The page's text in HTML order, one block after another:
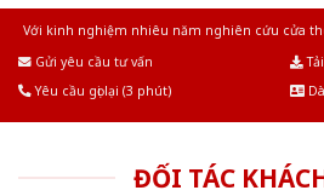
Với kinh nghiệm nhiêu năm nghiên cứu cửa
Gửi yêu cầu tư vấn
Yêu cầu gọi lại (3 phút)
ĐỐI TÁC